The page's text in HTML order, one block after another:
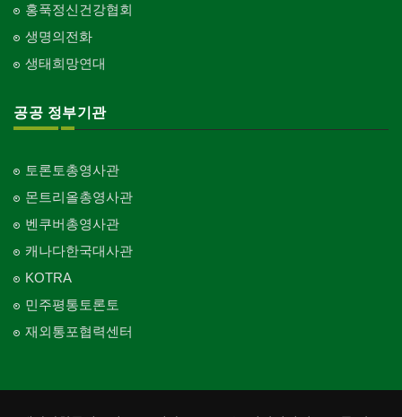
홍푹정신건강협회
생명의전화
생태희망연대
공공 정부기관
토론토총영사관
몬트리올총영사관
벤쿠버총영사관
캐나다한국대사관
KOTRA
민주평통토론토
재외통포협력센터